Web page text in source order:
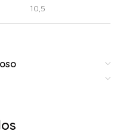
10,5